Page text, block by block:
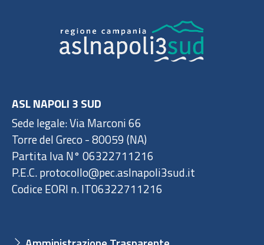
ASL NAPOLI 3 SUD
Sede legale: Via Marconi 66
Torre del Greco - 80059 (NA)
Partita Iva N° 06322711216
P.E.C. protocollo@pec.aslnapoli3sud.it
Codice EORI n. IT06322711216